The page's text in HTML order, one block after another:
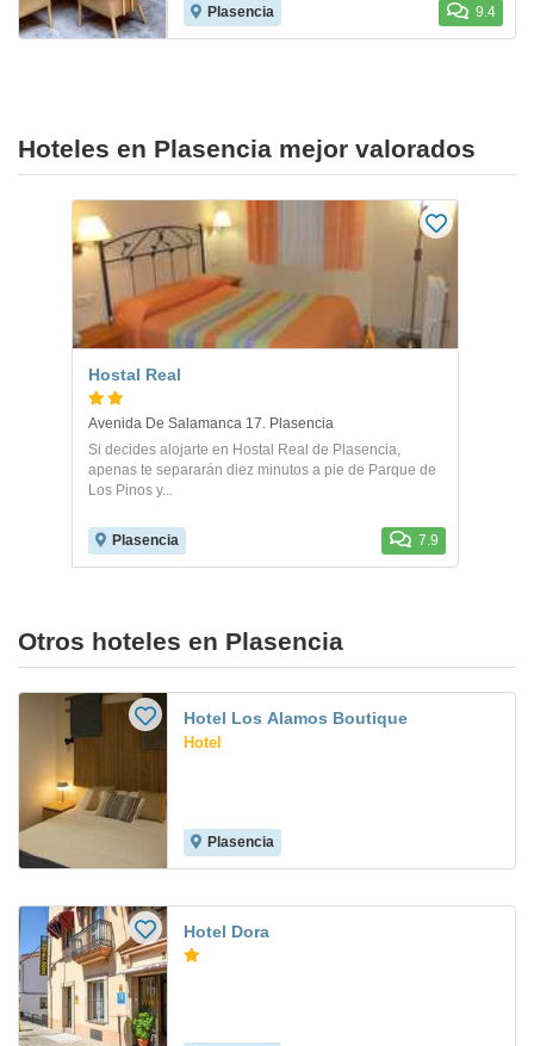
Plasencia 9.4
Hoteles en Plasencia mejor valorados
Hostal Real
Avenida De Salamanca 17. Plasencia
Si decides alojarte en Hostal Real de Plasencia,
apenas te separarán diez minutos a pie de Parque de
Los Pinos y...
Plasencia 7.9
Otros hoteles en Plasencia
Hotel Los Alamos Boutique
Hotel
Plasencia
Hotel Dora